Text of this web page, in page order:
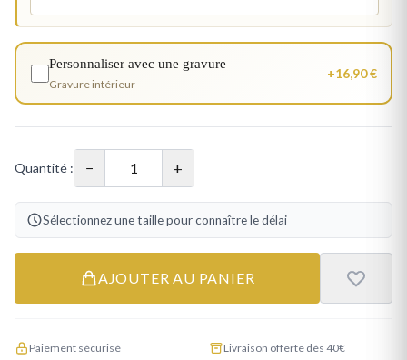
Personnaliser avec une gravure
Gravure intérieur
+16,90 €
Quantité : − +
Sélectionnez une taille pour connaître le délai
AJOUTER AU PANIER
Paiement sécurisé
Livraison offerte dès 40€